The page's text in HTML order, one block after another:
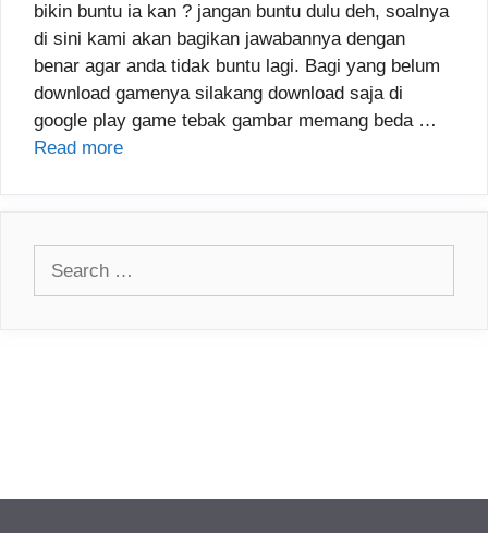
bikin buntu ia kan ? jangan buntu dulu deh, soalnya
di sini kami akan bagikan jawabannya dengan
benar agar anda tidak buntu lagi. Bagi yang belum
download gamenya silakang download saja di
google play game tebak gambar memang beda …
Read more